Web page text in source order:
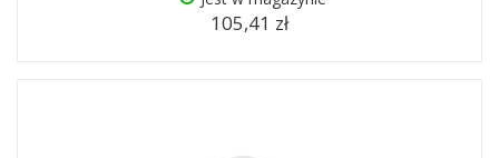
105,41 zł